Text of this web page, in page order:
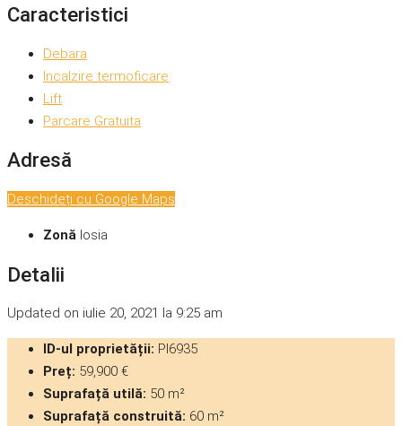
Caracteristici
Debara
Incalzire termoficare
Lift
Parcare Gratuita
Adresă
Deschideți cu Google Maps
Zonă Iosia
Detalii
Updated on iulie 20, 2021 la 9:25 am
ID-ul proprietății: PI6935
Preț: 59,900 €
Suprafață utilă: 50 m²
Suprafață construită: 60 m²